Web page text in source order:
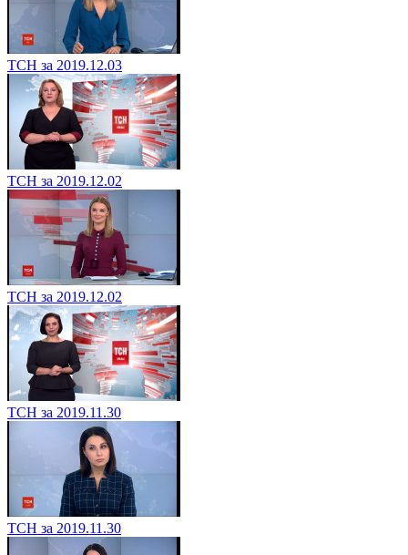
ТСН за 2019.12.03
ТСН за 2019.12.02
ТСН за 2019.12.02
ТСН за 2019.11.30
ТСН за 2019.11.30